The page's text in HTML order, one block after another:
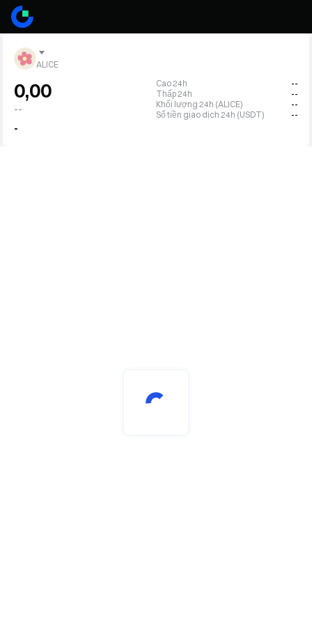
ALICE
0,00
--
-
Cao 24h
--
Thấp 24h
--
Khối lượng 24h (ALICE)
--
Số tiền giao dịch 24h (USDT)
--